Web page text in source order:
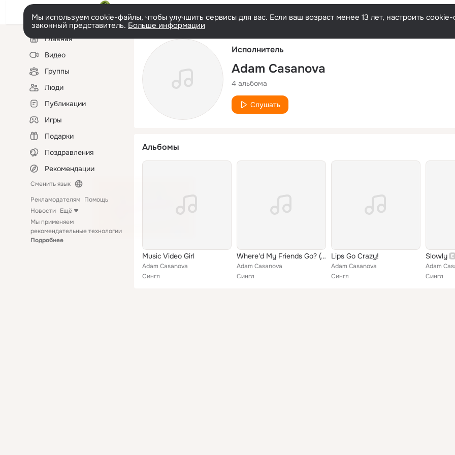
Мы используем cookie-файлы, чтобы улучшить сервисы для вас. Если ваш возраст менее 13 лет, настроить
законный представитель. Больше информации
Левая
колонкаГлавная
Видео
Группы
Люди
Публикации
Игры
Подарки
Поздравления
Рекомендации
Сменить язык
Рекламодателям Помощь
Новости Ещё
Мы применяем
рекомендательные технологии
Подробнее
Исполнитель
Adam Casanova
4 альбома
Слушать
Альбомы
Music Video Girl
Adam Casanova
Сингл
Where'd My Friends Go? (No Drums Version)
Adam Casanova
Сингл
Lips Go Crazy!
Adam Casanova
Сингл
Slowly
Adam
Сингл